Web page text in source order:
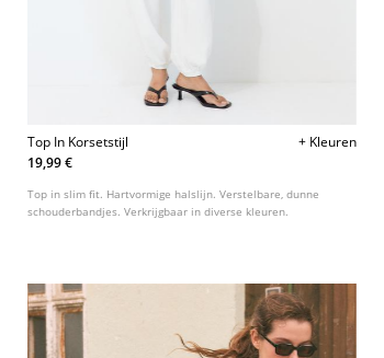
Top In Korsetstijl
+ Kleuren
19,99 €
Top in slim fit. Hartvormige halslijn. Verstelbare, dunne
schouderbandjes. Verkrijgbaar in diverse kleuren.